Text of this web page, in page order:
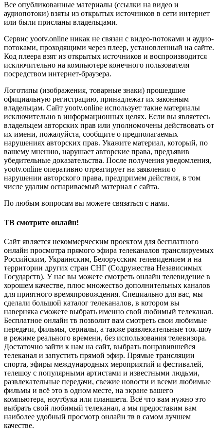
Все опубликованные материалы (ссылки на видео и
аудиопотоки) взяты из открытых источников в сети интернет
или были присланы владельцами.
Сервис yootv.online никак не связан с видео-потоками и аудио-
потоками, проходящими через плеер, установленный на сайте.
Код плеера взят из открытых источников и воспроизводится
исключительно на компьютере конечного пользователя
посредством интернет-браузера.
Логотипы (изображения, товарные знаки) прошедшие
официальную регистрацию, принадлежат их законным
владельцам. Сайт yootv.online использует такие материалы
исключительно в информационных целях. Если вы являетесь
владельцем авторских прав или уполномочены действовать от
их имени, пожалуйста, сообщите о предполагаемых
нарушениях авторских прав. Укажите материал, который, по
вашему мнению, нарушает авторские права, предъявив
убедительные доказательства. После получения уведомления,
yootv.online оперативно отреагирует на заявления о
нарушении авторского права, предпримем действия, в том
числе удалим оспариваемый материал с сайта.
По любым вопросам вы можете связаться с нами.
ТВ смотрите онлайн!
Сайт является некоммерческим проектом для бесплатного
онлайн просмотра прямого эфира телеканалов транслируемых
Российским, Украинским, Белорусским телевидением и на
территории других стран СНГ (Содружества Независимых
Государств). У нас вы можете смотреть онлайн телевидение в
хорошем качестве, плюс множество дополнительных каналов
для приятного времяпровождения. Специально для вас, мы
сделали большой каталог телеканалов, в котором вы
наверняка сможете выбрать именно свой любимый телеканал.
Бесплатное онлайн тв позволит вам смотреть свои любимые
передачи, фильмы, сериалы, а также развлекательные ток-шоу
в режиме реального времени, без использования телевизора.
Достаточно зайти к нам на сайт, выбрать понравившейся
телеканал и запустить прямой эфир. Прямые трансляции
спорта, эфиры международных мероприятий и фестивалей,
телешоу с популярными артистами и известными людьми,
развлекательные передачи, свежие новости и всеми любимые
фильмы и всё это в одном месте, на экране вашего
компьютера, ноутбука или планшета. Всё что вам нужно это
выбрать свой любимый телеканал, а мы предоставим вам
наиболее удобный просмотр онлайн тв в самом лучшем
качестве.